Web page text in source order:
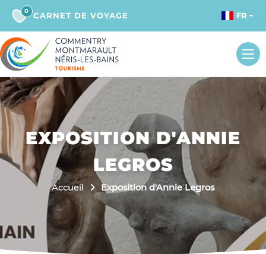
0 CARNET DE VOYAGE FR
EXPOSITION D'ANNIE
LEGROS
Accueil Exposition d'Annie Legros